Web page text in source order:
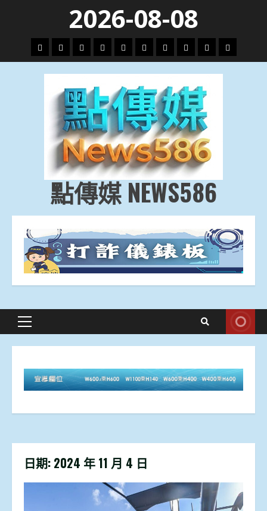
content
2026-08-08
頭
條
財
經
地
方.
會
文
教.
技
專
題
娛
樂
劇
政
治
國
際
運
動
生
活
點傳媒 NEWS586
Primary
日期: 2024 年 11 月 4 日